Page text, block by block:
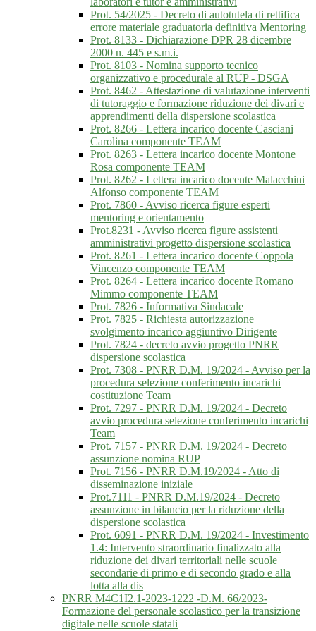
Prot. 54/2025 - Decreto di autotutela di rettifica
errore materiale graduatoria definitiva Mentoring
Prot. 8133 - Dichiarazione DPR 28 dicembre
2000 n. 445 e s.m.i.
Prot. 8103 - Nomina supporto tecnico
organizzativo e procedurale al RUP - DSGA
Prot. 8462 - Attestazione di valutazione interventi
di tutoraggio e formazione riduzione dei divari e
apprendimenti della dispersione scolastica
Prot. 8266 - Lettera incarico docente Casciani
Carolina componente TEAM
Prot. 8263 - Lettera incarico docente Montone
Rosa componente TEAM
Prot. 8262 - Lettera incarico docente Malacchini
Alfonso componente TEAM
Prot. 7860 - Avviso ricerca figure esperti
mentoring e orientamento
Prot.8231 - Avviso ricerca figure assistenti
amministrativi progetto dispersione scolastica
Prot. 8261 - Lettera incarico docente Coppola
Vincenzo componente TEAM
Prot. 8264 - Lettera incarico docente Romano
Mimmo componente TEAM
Prot. 7826 - Informativa Sindacale
Prot. 7825 - Richiesta autorizzazione
svolgimento incarico aggiuntivo Dirigente
Prot. 7824 - decreto avvio progetto PNRR
dispersione scolastica
Prot. 7308 - PNRR D.M. 19/2024 - Avviso per la
procedura selezione conferimento incarichi
costituzione Team
Prot. 7297 - PNRR D.M. 19/2024 - Decreto
avvio procedura selezione conferimento incarichi
Team
Prot. 7157 - PNRR D.M. 19/2024 - Decreto
assunzione nomina RUP
Prot. 7156 - PNRR D.M.19/2024 - Atto di
disseminazione iniziale
Prot.7111 - PNRR D.M.19/2024 - Decreto
assunzione in bilancio per la riduzione della
dispersione scolastica
Prot. 6091 - PNRR D.M. 19/2024 - Investimento
1.4: Intervento straordinario finalizzato alla
riduzione dei divari territoriali nelle scuole
secondarie di primo e di secondo grado e alla
lotta alla dis
PNRR M4C1I2.1-2023-1222 -D.M. 66/2023-
Formazione del personale scolastico per la transizione
digitale nelle scuole statali